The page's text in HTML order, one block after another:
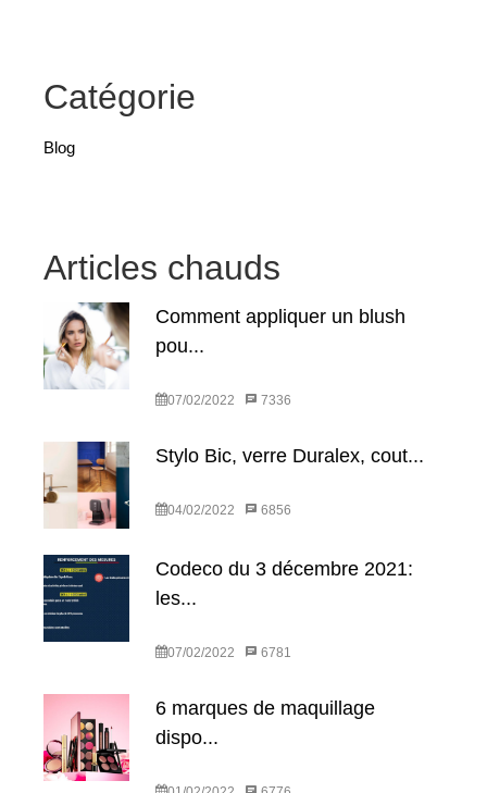
Catégorie
Blog
Articles chauds
Comment appliquer un blush
pou...
07/02/2022 7336
Stylo Bic, verre Duralex, cout...
04/02/2022 6856
Codeco du 3 décembre 2021:
les...
07/02/2022 6781
6 marques de maquillage
dispo...